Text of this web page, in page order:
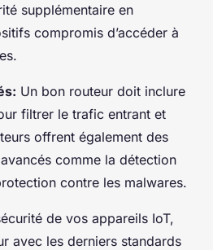
supplémentaire en
compromis d’accéder à
Un bon routeur doit inclure
filtrer le trafic entrant et
offrent également des
comme la détection
contre les malwares.
de vos appareils IoT,
avec les derniers standards